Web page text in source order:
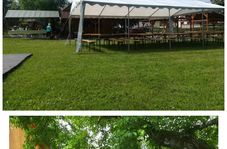
© 2026 eStránky.cz